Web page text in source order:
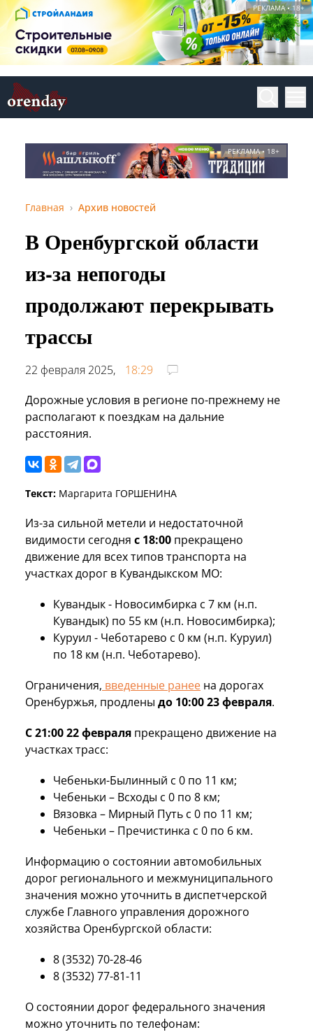
РЕКЛАМА • 18+
РЕКЛАМА • 18+
Главная Архив новостей
В Оренбургской области
из-за непогоды
продолжают перекрывать
трассы
22 февраля 2025,
18:29
Дорожные условия в регионе по-прежнему не
располагают к поездкам на дальние
расстояния.
Текст: Маргарита ГОРШЕНИНА
Из-за сильной метели и недостаточной
видимости сегодня с 18:00 прекращено
движение для всех типов транспорта на
участках дорог в Кувандыкском МО:
Кувандык - Новосимбирка с 7 км (н.п.
Кувандык) по 55 км (н.п. Новосимбирка);
Куруил - Чеботарево с 0 км (н.п. Куруил)
по 18 км (н.п. Чеботарево).
Ограничения, введенные ранее на дорогах
Оренбуржья, продлены до 10:00 23 февраля.
С 21:00 22 февраля прекращено движение на
участках трасс:
Чебеньки-Былинный с 0 по 11 км;
Чебеньки – Всходы с 0 по 8 км;
Вязовка – Мирный Путь с 0 по 11 км;
Чебеньки – Пречистинка с 0 по 6 км.
Информацию о состоянии автомобильных
дорог регионального и межмуниципального
значения можно уточнить в диспетчерской
службе Главного управления дорожного
хозяйства Оренбургской области:
8 (3532) 70-28-46
8 (3532) 77-81-11
О состоянии дорог федерального значения
можно уточнить по телефонам: